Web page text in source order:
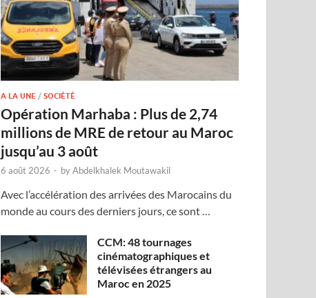
A LA UNE /SOCIÉTÉ
Opération Marhaba : Plus de 2,74
millions de MRE de retour au Maroc
jusqu’au 3 août
6 août 2026 - byAbdelkhalek Moutawakil
Avec l’accélération des arrivées des Marocains du
monde au cours des derniers jours, ce sont …
CCM: 48 tournages
cinématographiques et
télévisées étrangers au
Maroc en 2025